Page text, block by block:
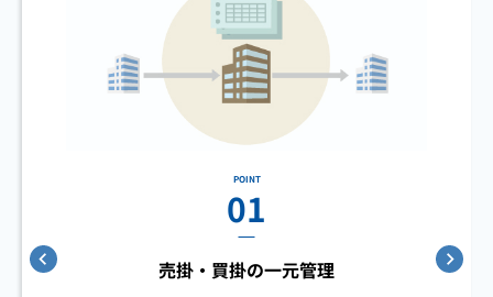
POINT
01
売掛・買掛の一元管理